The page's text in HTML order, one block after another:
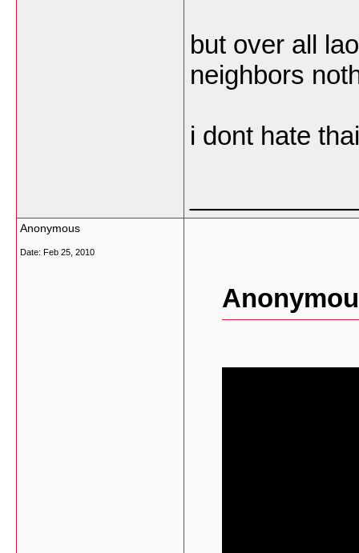
but over all
neighbors
i dont hate
Anonymous
Date: Feb 25, 2010